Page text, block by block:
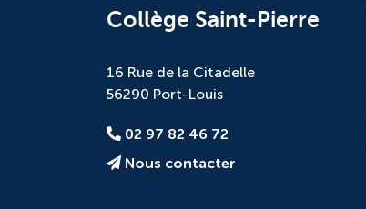
Collège Saint-Pierre
16 Rue de la Citadelle
56290 Port-Louis
02 97 82 46 72
Nous contacter